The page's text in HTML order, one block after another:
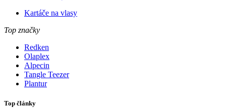
Kartáče na vlasy
Top značky
Redken
Olaplex
Alpecin
Tangle Teezer
Plantur
Top články